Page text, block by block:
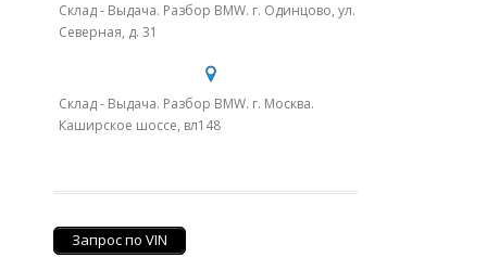
Склад - Выдача. Разбор BMW. г. Одинцово, ул.
Северная, д. 31
Склад - Выдача. Разбор BMW. г. Москва.
Каширское шоссе, вл148
Запрос по VIN